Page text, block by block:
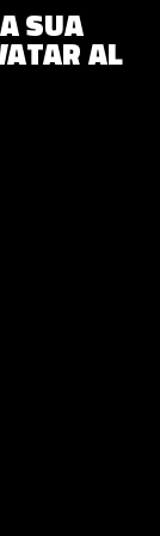
SUA
AL